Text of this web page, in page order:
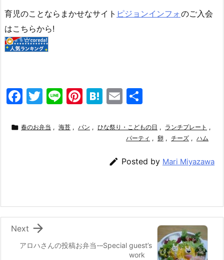
育児のことならまかせなサイト ピジョンインフォのご入会
はこちらから!
F
c
k
T
itt
Li
e
Pi
er
H
e
a
E
ai
l
 春のお弁当 , 海苔 , パン , ひな祭り・こどもの日 , ランチプレート ,
パーティ , 卵 , チーズ , ハム
 Posted by Mari Miyazawa
アロハさんの投稿お弁当-–Special guest’s
work

Next